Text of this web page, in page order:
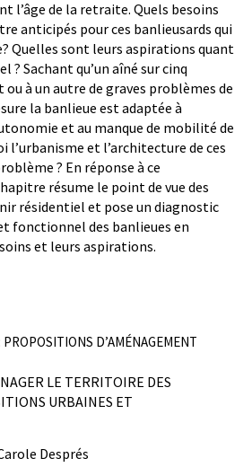
l’âge de la retraite. Quels besoins
anticipés pour ces banlieusards qui
Quelles sont leurs aspirations quant
? Sachant qu’un aîné sur cinq
à un autre de graves problèmes de
la banlieue est adaptée à
et au manque de mobilité de
l’urbanisme et l’architecture de ces
? En réponse à ce
résume le point de vue des
résidentiel et pose un diagnostic
fonctionnel des banlieues en
et leurs aspirations.
D’AMÉNAGEMENT
LE TERRITOIRE DES
URBAINES ET
Després